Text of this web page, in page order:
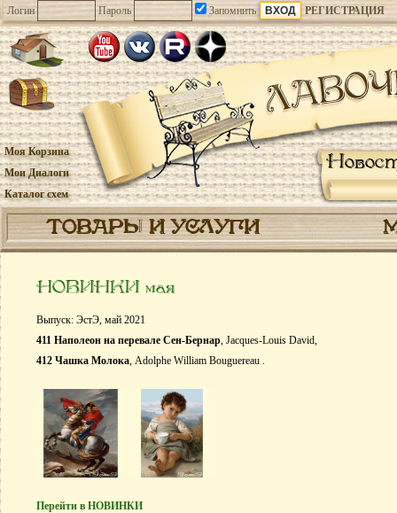
Логин Пароль Запомнить РЕГИСТРАЦИЯ
Моя Корзина
Мои Диалоги
Каталог схем
ТОВАРЫ И УСЛУГИ
НОВИНКИ мая
Выпуск: ЭстЭ, май 2021
411 Наполеон на перевале Сен-Бернар, Jacques-Louis David,
412 Чашка Молока, Adolphe William Bouguereau .
Перейти в НОВИНКИ